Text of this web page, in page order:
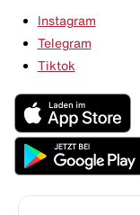
Instagram
Telegram
Tiktok